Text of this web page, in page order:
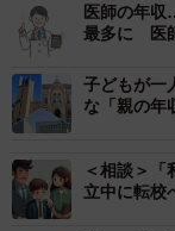
医師の年
最多に 医
子どもが一
な「親の年
＜相談＞「
立中に転校